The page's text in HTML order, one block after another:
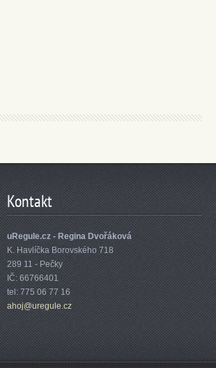
Kontakt
uRegule.cz - Regina Dvořáková
K. Havlíčka Borovského 718
289 11 - Pečky
IČ: 66766401
tel: 775 06 77 16
ahoj@uregule.cz